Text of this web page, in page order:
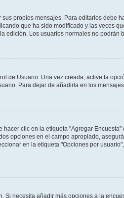
propios mensajes. Para editarlos debe
que ha sido modificado y las veces
edición. Los usuarios normales no
de Usuario. Una vez creada, active la
Para dejar de añadirla en los
clic en la etiqueta "Agregar
opciones en el campo apropiado,
en la etiqueta "Opciones por
necesita añadir más opciones a la